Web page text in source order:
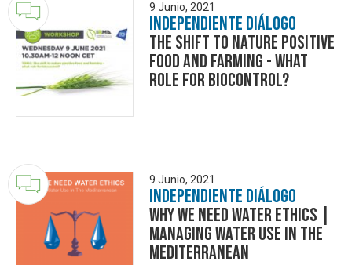
9 Junio, 2021
Independiente Diálogo
The Shift to Nature Positive
Food and Farming - What
Role for Biocontrol?
9 Junio, 2021
Independiente Diálogo
Why We Need Water Ethics |
Managing Water Use In The
Mediterranean